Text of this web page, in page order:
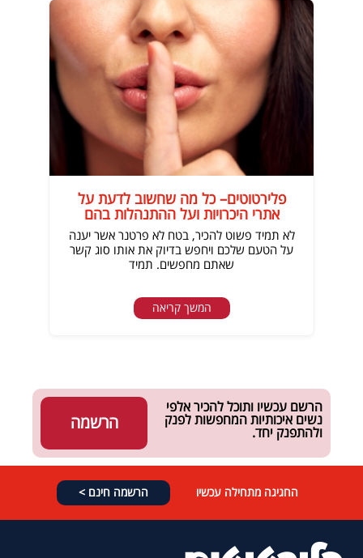
פלירטוטים– כל מה שחשוב לדעת על
אתרי היכרויות ועל ההתנהלות בהם
לא תמיד פשוט להכיר, בטח לא פרטנר אשר יענה
על הטעם שלכם ויחפש בדיוק את אותו סוג קשר
שאתם מחפשים. תמיד
המשך קריאה
הרשמה
הרשם עכשיו ותוכל להכיר אלפי
נשים איכותיות המחפשות לפנק
ולהתפנק יחד.
החגיגה מתחילה עכשיו הרשמה חינם >